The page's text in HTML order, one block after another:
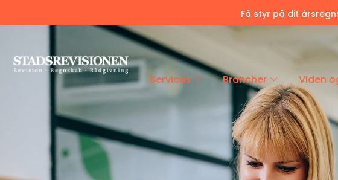
Få styr på dit
Services Brancher Viden